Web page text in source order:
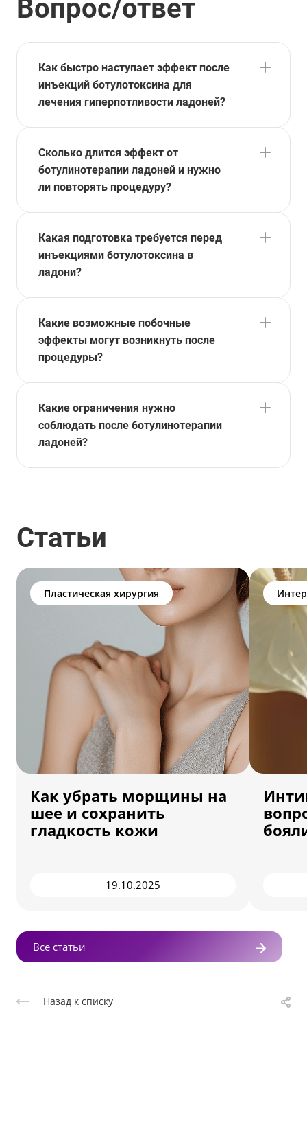
Вопрос/ответ
Как быстро наступает эффект после
инъекций ботулотоксина для
лечения гиперпотливости ладоней?
Сколько длится эффект от
ботулинотерапии ладоней и нужно
ли повторять процедуру?
Какая подготовка требуется перед
инъекциями ботулотоксина в
ладони?
Какие возможные побочные
эффекты могут возникнуть после
процедуры?
Какие ограничения нужно
соблюдать после ботулинотерапии
ладоней?
Статьи
Пластическая хирургия
Как убрать морщины на
шее и сохранить
гладкость кожи
19.10.2025
Все статьи
Назад к списку